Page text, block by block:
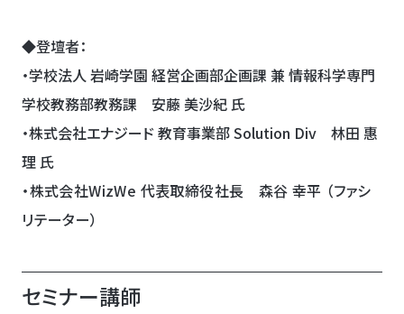
◆登壇者：
・学校法人 岩崎学園 経営企画部企画課兼 情報科学専門
学校教務部教務課 安藤 美沙紀 氏
・株式会社エナジード 教育事業部 Solution Div 林田 惠
理 氏
・株式会社WizWe 代表取締役社長 森谷 幸平 （ファシ
リテーター）
セミナー講師